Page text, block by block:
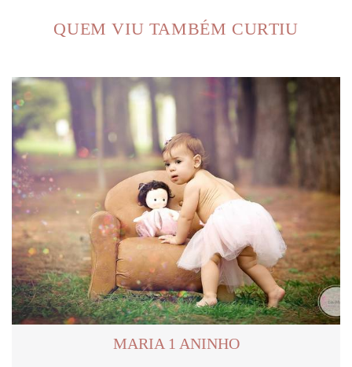
QUEM VIU TAMBÉM CURTIU
MARIA 1 ANINHO